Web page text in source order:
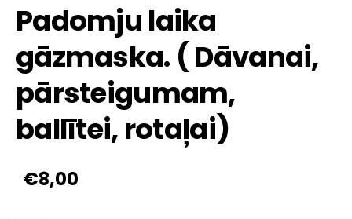
Padomju laika
gāzmaska. ( Dāvanai,
pārsteigumam,
ballītei, rotaļai)
€8,00